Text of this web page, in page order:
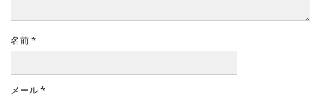
名前*
メール*